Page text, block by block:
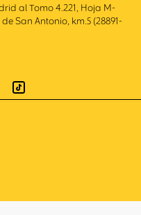
al Tomo 4.221, Hoja M-
San Antonio, km.5 (28891-